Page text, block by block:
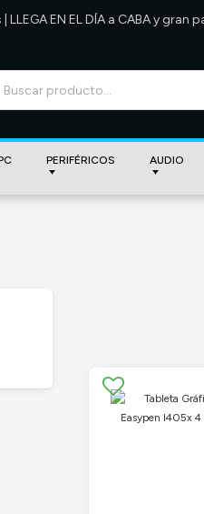
EN EL DÍA a CABA y
PERIFÉRICOS AUDIO